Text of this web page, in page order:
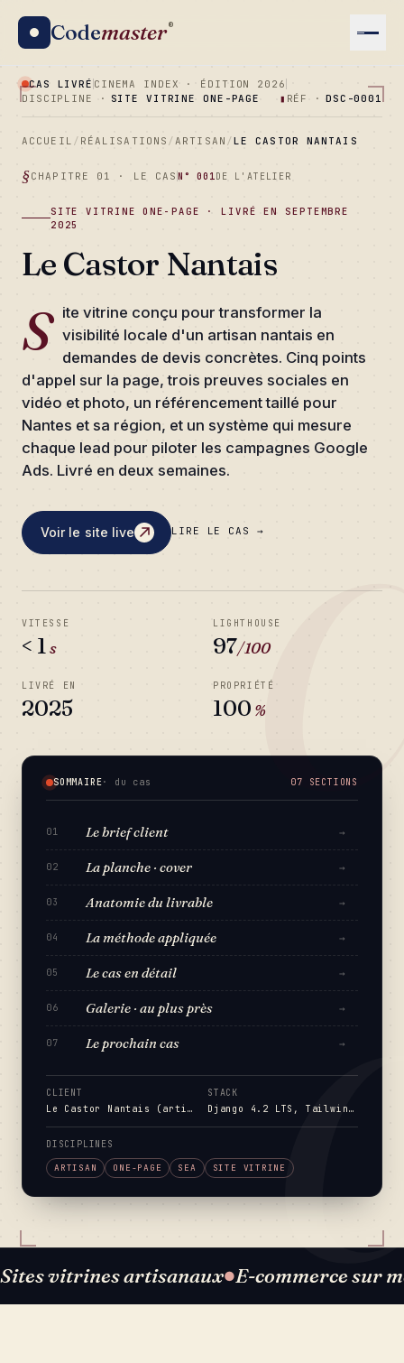
Codemaster®
CAS LIVRÉ CINEMA INDEX · ÉDITION 2026
DISCIPLINE · SITE VITRINE ONE-PAGE ▮ RÉF · DSC-0001
ACCUEIL / RÉALISATIONS /ARTISAN /LE CASTOR NANTAIS
CHAPITRE 01 · LE CAS N° 001DE L'ATELIER
SITE VITRINE ONE-PAGE · LIVRÉ EN SEPTEMBRE
2025
Le Castor Nantais
S
ite vitrine conçu pour transformer la
visibilité locale d'un artisan nantais en
demandes de devis concrètes. Cinq points
d'appel sur la page, trois preuves sociales en
vidéo et photo, un référencement taillé pour
Nantes et sa région, et un système qui mesure
chaque lead pour piloter les campagnes Google
Ads. Livré en deux semaines.
Voir le site live LIRE LE CAS →
VITESSE
< 1 s
LIGHTHOUSE
97/100
LIVRÉ EN
2025
PROPRIÉTÉ
100 %
SOMMAIRE· du cas 07 SECTIONS
01 Le brief client →
02 La planche · cover →
03 Anatomie du livrable →
04 La méthode appliquée →
05 Le cas en détail →
06 Galerie · au plus près →
07 Le prochain cas →
CLIENT
Le Castor Nantais (artisan rénovation, Nantes)
STACK
Django 4.2 LTS, Tailwin…
DISCIPLINES
ARTISAN
ONE-PAGE SEA SITE VITRINE
Sites vitrines artisanaux●E-commerce sur